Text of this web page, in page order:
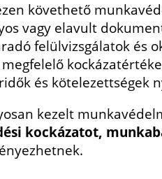
követhető
vagy elavult
felülvizsgálatok és
és kötelezettségek
kezelt
kockázatot,